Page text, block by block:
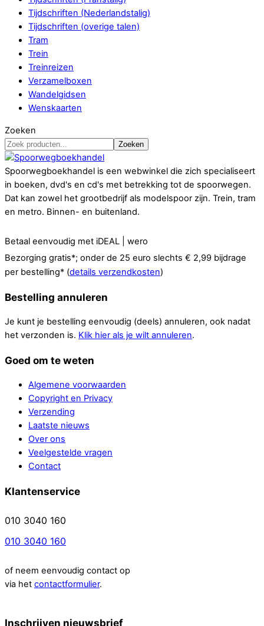
Tijdschriften (Nederlandstalig)
Tijdschriften (overige talen)
Tram
Trein
Treinreizen
Verzamelboxen
Wandelgidsen
Wenskaarten
Zoeken
Zoeken
Spoorwegboekhandel is een webwinkel die zich specialiseert
in boeken, dvd's en cd's met betrekking tot de spoorwegen.
Dat kan zowel het grootbedrijf als modelspoor zijn. Trein, tram
en metro. Binnen- en buitenland.
Betaal eenvoudig met iDEAL | wero
Bezorging gratis*; onder de 25 euro slechts € 2,99 bijdrage
per bestelling* (details verzendkosten)
Bestelling annuleren
Je kunt je bestelling eenvoudig (deels) annuleren, ook nadat
het verzonden is. Klik hier als je wilt annuleren.
Goed om te weten
Algemene voorwaarden
Copyright en Privacy
Verzending
Laatste nieuws
Over ons
Veelgestelde vragen
Contact
Klantenservice
010 3040 160
010 3040 160
of neem eenvoudig contact op
via het contactformulier.
Inschrijven nieuwsbrief